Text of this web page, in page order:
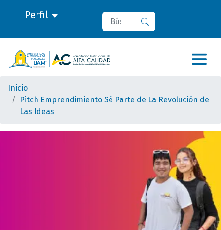
Perfil Buscar
Inicio
Pitch Emprendimiento Sé Parte de La Revolución de
Las Ideas